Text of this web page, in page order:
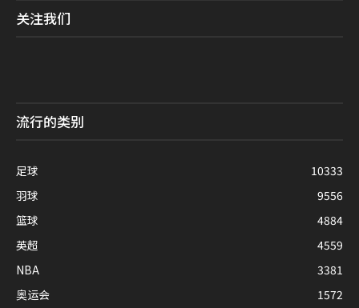
关注我们
流行的类别
足球
10333
羽球
9556
篮球
4884
英超
4559
NBA
3381
奥运会
1572